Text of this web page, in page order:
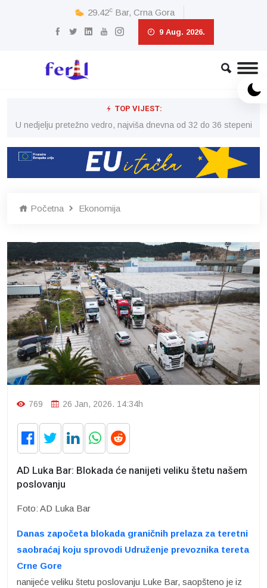
29.42c Bar, Crna Gora
9 Aug. 2026.
TOP VIJEST:
U nedjelju pretežno vedro, najviša dnevna od 32 do 36 stepeni
Početna Ekonomija
769 26 Jan, 2026. 14:34h
AD Luka Bar: Blokada će nanijeti veliku štetu našem
poslovanju
Foto: AD Luka Bar
Danas započeta blokada graničnih prelaza za teretni
saobraćaj koju sprovodi Udruženje prevoznika tereta
Crne Gore
nanijeće veliku štetu poslovanju Luke Bar, saopšteno je iz